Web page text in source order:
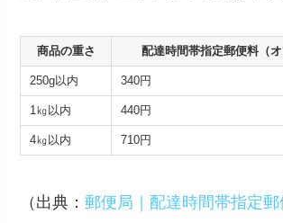
商品の重さ 配達時間帯指定郵便料（オ
250g以内 340円
1㎏以内 440円
4㎏以内 710円
（出典：郵便局｜配達時間帯指定郵